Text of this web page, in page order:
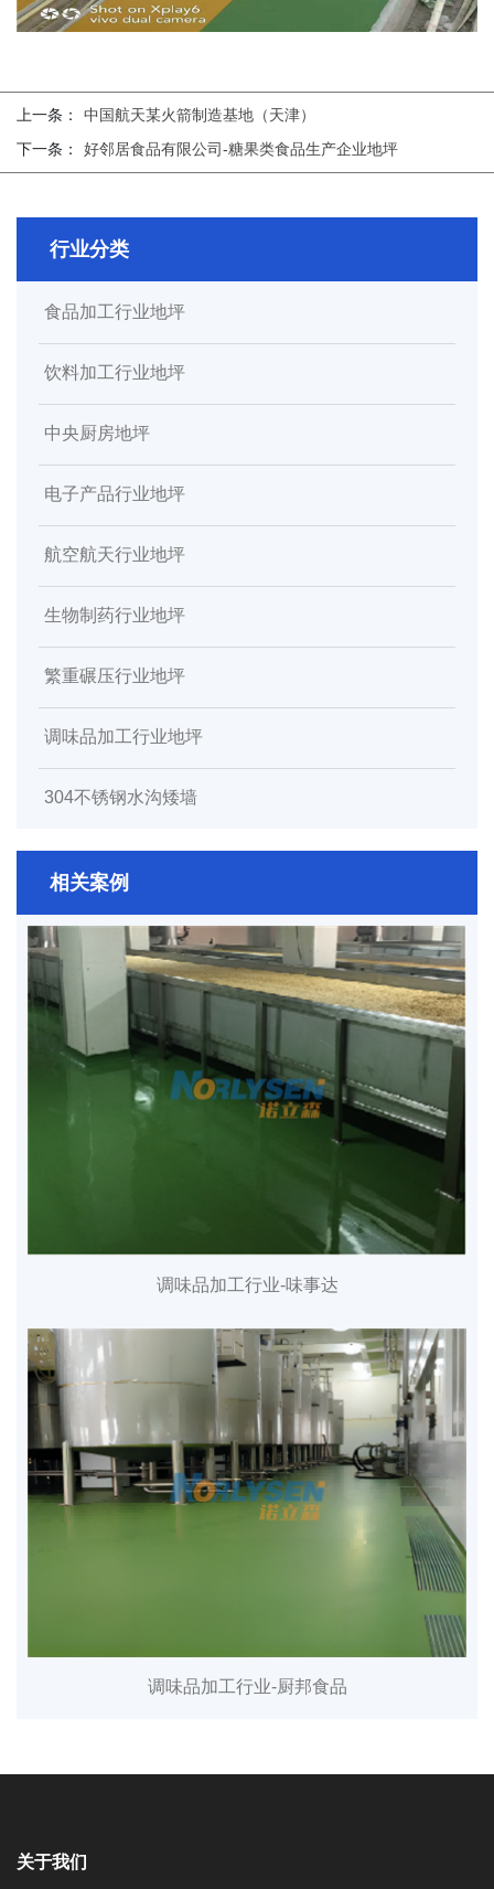
上一条：
中国航天某火箭制造基地（天津）
下一条：
好邻居食品有限公司-糖果类食品生产企业地坪
行业分类
食品加工行业地坪
饮料加工行业地坪
中央厨房地坪
电子产品行业地坪
航空航天行业地坪
生物制药行业地坪
繁重碾压行业地坪
调味品加工行业地坪
304不锈钢水沟矮墙
相关案例
调味品加工行业-味事达
调味品加工行业-厨邦食品
关于我们